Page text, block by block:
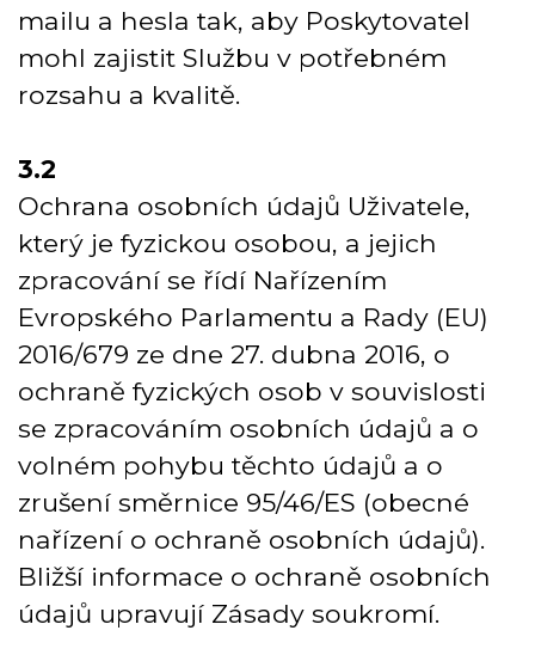
mailu a hesla tak, aby Poskytovatel
mohl zajistit Službu v potřebném
rozsahu a kvalitě.
3.2
Ochrana osobních údajů Uživatele,
který je fyzickou osobou, a jejich
zpracování se řídí Nařízením
Evropského Parlamentu a Rady (EU)
2016/679 ze dne 27. dubna 2016, o
ochraně fyzických osob v souvislosti
se zpracováním osobních údajů a o
volném pohybu těchto údajů a o
zrušení směrnice 95/46/ES (obecné
nařízení o ochraně osobních údajů).
Bližší informace o ochraně osobních
údajů upravují Zásady soukromí.